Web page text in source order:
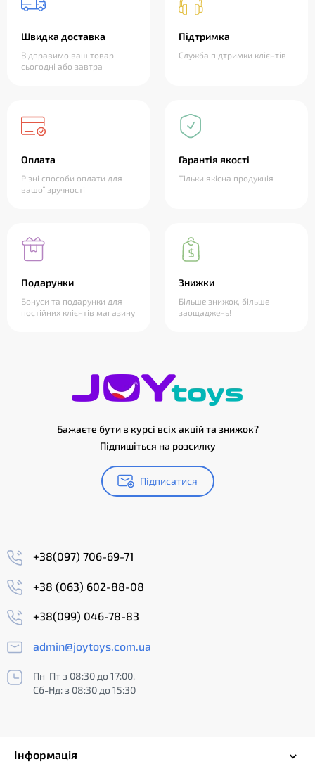
Швидка доставка
Відправимо ваш товар
сьогодні або завтра
Підтримка
Служба підтримки клієнтів
Оплата
Різні способи оплати для
вашої зручності
Гарантія якості
Тільки якісна продукція
Подарунки
Бонуси та подарунки для
постійних клієнтів магазину
Знижки
Більше знижок, більше
заощаджень!
Бажаєте бути в курсі всіх акцій та знижок?
Підпишіться на розсилку
Підписатися
+38(097) 706-69-71
+38 (063) 602-88-08
+38(099) 046-78-83
admin@joytoys.com.ua
Пн-Пт з 08:30 до 17:00,
Сб-Нд: з 08:30 до 15:30
Інформація